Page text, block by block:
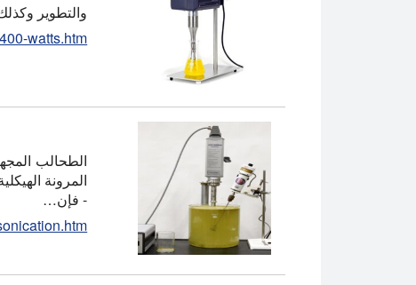
والتطوير
watts.htm
الطحالب
المرونة
- فإن…